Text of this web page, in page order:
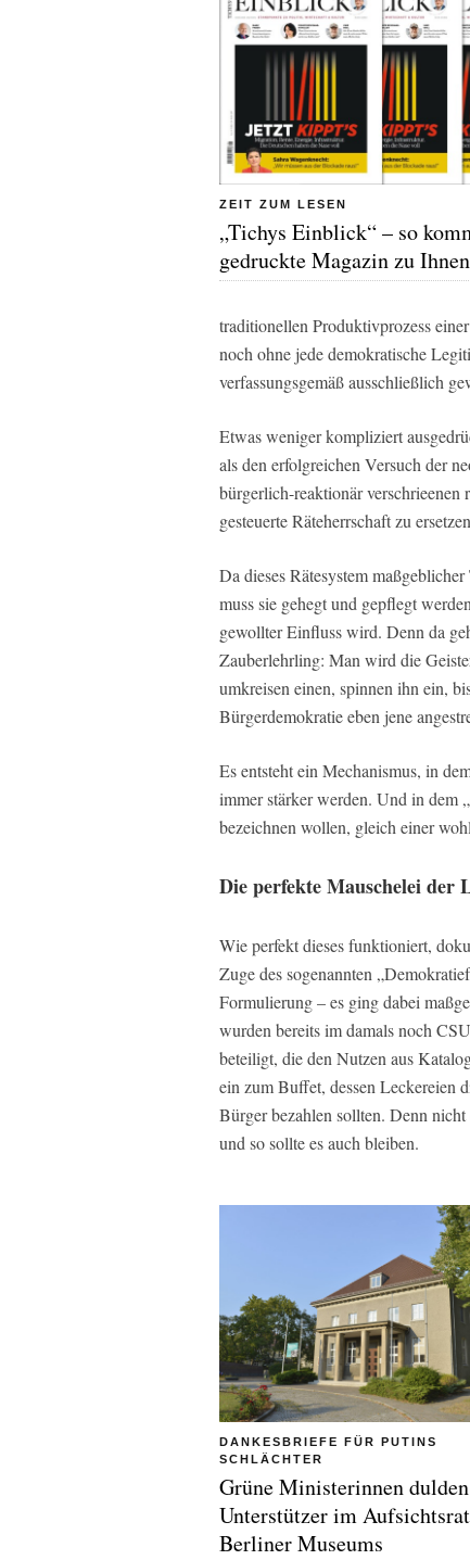
ZEIT ZUM LESEN
„Tichys Einblick“ – so
gedruckte Magazin zu Ihnen
traditionellen Produktivprozess
noch ohne jede demokratische
verfassungsgemäß ausschließlich
Etwas weniger kompliziert
als den erfolgreichen Versuch der
bürgerlich-reaktionär verschrieenen
gesteuerte Räteherrschaft zu
Da dieses Rätesystem
muss sie gehegt und gepflegt
gewollter Einfluss wird. Denn da
Zauberlehrling: Man wird die
umkreisen einen, spinnen ihn ein,
Bürgerdemokratie eben jene
Es entsteht ein Mechanismus, in
immer stärker werden. Und in dem
bezeichnen wollen, gleich einer
Die perfekte Mauschelei der
Wie perfekt dieses funktioniert,
Zuge des sogenannten
Formulierung – es ging dabei
wurden bereits im damals noch
beteiligt, die den Nutzen aus
ein zum Buffet, dessen Leckereien
Bürger bezahlen sollten. Denn
und so sollte es auch bleiben.
DANKESBRIEFE FÜR PUTINS
SCHLÄCHTER
Grüne Ministerinnen
Unterstützer im
Berliner Museums